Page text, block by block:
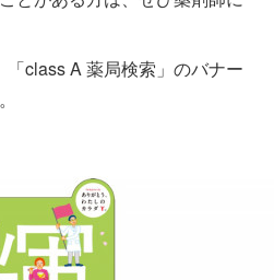
class A 薬局検索」のバナー